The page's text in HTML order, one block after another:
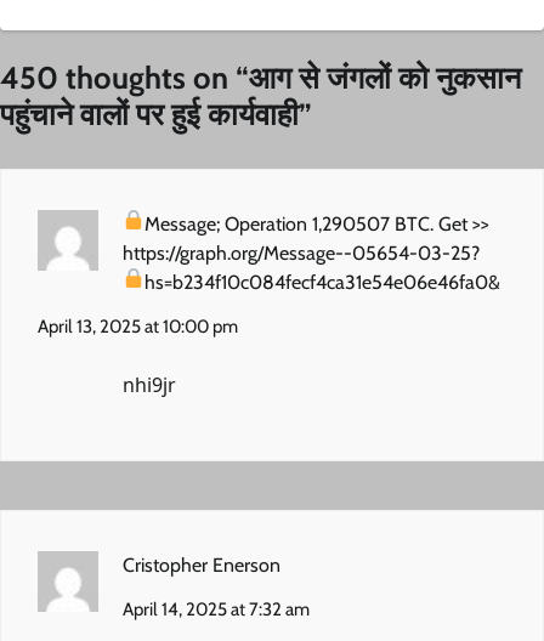
450 thoughts on “आग से जंगलों को नुकसान
पहुंचाने वालों पर हुई कार्यवाही”
Message; Operation 1,290507 BTC. Get >>
https://graph.org/Message--05654-03-25?
hs=b234f10c084fecf4ca31e54e06e46fa0&
April 13, 2025 at 10:00 pm
nhi9jr
Cristopher Enerson
April 14, 2025 at 7:32 am